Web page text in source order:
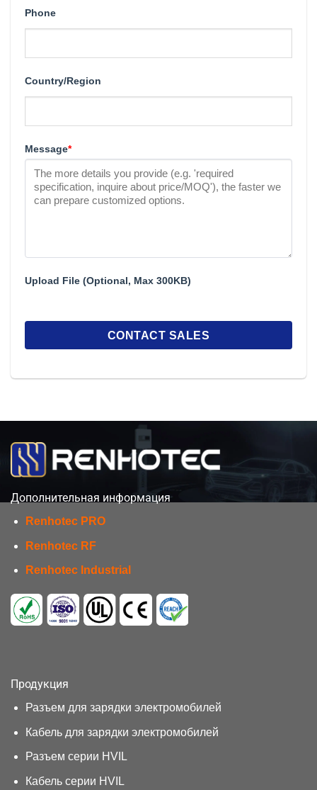
Phone
Country/Region
Message*
Upload File (Optional, Max 300KB)
Дополнительная информация
Renhotec PRO
Renhotec RF
Renhotec Industrial
Продукция
Разъем для зарядки электромобилей
Кабель для зарядки электромобилей
Разъем серии HVIL
Кабель серии HVIL